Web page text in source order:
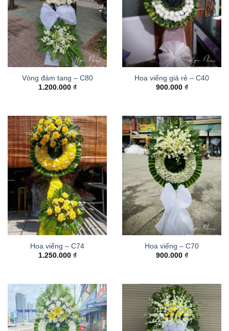
Vòng đám tang – C80
1.200.000 ₫
Hoa viếng giá rẻ – C40
900.000 ₫
Hoa viếng – C74
1.250.000 ₫
Hoa viếng – C70
900.000 ₫